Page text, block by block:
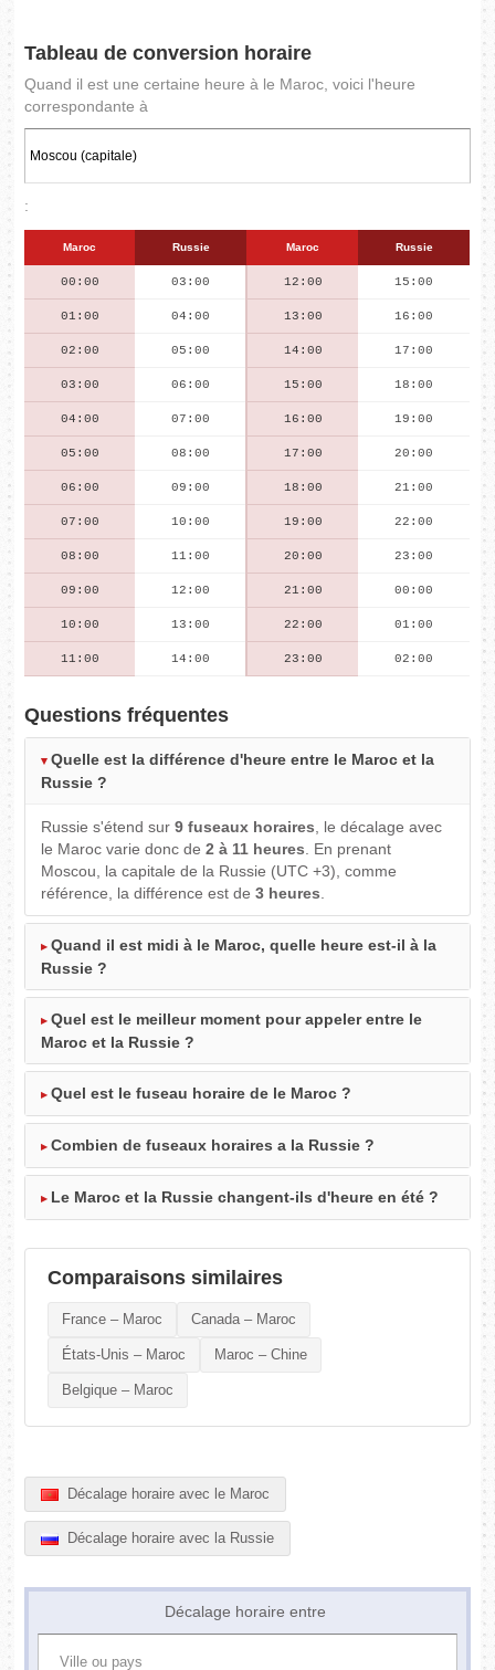
Tableau de conversion horaire
Quand il est une certaine heure à le Maroc, voici l'heure
correspondante à
:
Maroc Russie Maroc Russie
00:00 03:00 12:00 15:00
01:00 04:00 13:00 16:00
02:00 05:00 14:00 17:00
03:00 06:00 15:00 18:00
04:00 07:00 16:00 19:00
05:00 08:00 17:00 20:00
06:00 09:00 18:00 21:00
07:00 10:00 19:00 22:00
08:00 11:00 20:00 23:00
09:00 12:00 21:00 00:00
10:00 13:00 22:00 01:00
11:00 14:00 23:00 02:00
Questions fréquentes
Quelle est la différence d'heure entre le Maroc et la
Russie ?
Russie s'étend sur9 fuseaux horaires, le décalage avec
le Maroc varie donc de2 à 11 heures. En prenant
Moscou, la capitale de la Russie (UTC +3), comme
référence, la différence est de3 heures.
Quand il est midi à le Maroc, quelle heure est-il à la
Russie ?
Quel est le meilleur moment pour appeler entre le
Maroc et la Russie ?
Quel est le fuseau horaire de le Maroc ?
Combien de fuseaux horaires a la Russie ?
Le Maroc et la Russie changent-ils d'heure en été ?
Comparaisons similaires
France – Maroc Canada – Maroc
États-Unis – Maroc Maroc – Chine
Belgique – Maroc
Décalage horaire avec le Maroc
Décalage horaire avec la Russie
Décalage horaire entre